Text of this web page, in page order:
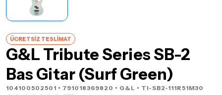
ÜCRETSİZ TESLİMAT
G&L Tribute Series SB-2
Bas Gitar (Surf Green)
104100502501 • 791018369820 • G&L • TI-SB2-111R51M30